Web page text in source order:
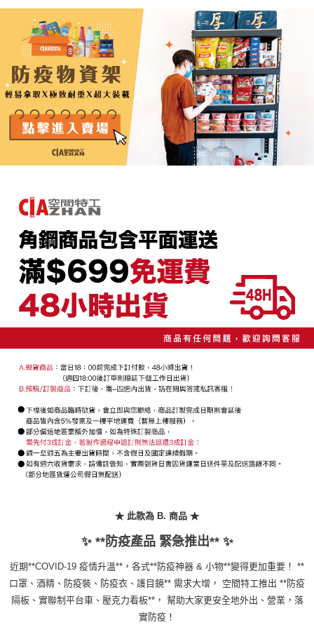
2.基於同意付款使用「大哥付你分期」之契約關係目的，商店將以您的個人
資料（包含姓名、電話或地址）提供予台灣大哥大進項蒐集、處理及利用，
由本公司與您本人進行分期帳單所需資料之確認、核對及更正。
3.完整用戶服務條款，請詳閱以下連結：https://oppay.tw/userRule
※ 交易是否成功請以「AFTEE先享後付 」之結帳頁面顯示為準，若有關於
是否繳費成功／繳費後需取消欲退款等相關疑問，請聯繫「AFTEE先享後付
客戶支援中心」https://netprotections.freshdesk.com/support/home
【注意事項】
１．透過由恩沛科技股份有限公司提供之「AFTEE先享後付」服務完成之交
易，需依本服務之必要範圍內提供個人資料，並將交易相關給付款項請求債
權轉讓予恩沛科技股份有限公司。
２．關於個人資料處理事宜，請瀏覽以下網址：
https://aftee.tw/terms/#terms3
３．未成年的使用者請事先徵得法定代理人或監護人之同意方可使用
「AFTEE先享後付」，若未經同意申辦者引起之損失，本公司不負相關責
時審查核予不同之上限額度；若仍有額度不足之情形，本公司將視審查結果
請求用戶進行身份認證。
５．嚴禁一人註冊多個帳號或使用他人資訊註冊。若發現惡意使用之情形，
恩沛科技股份有限公司將有權停止該用戶之使用額度並採取法律行動。
★ 此款為 B. 商品 ★
✨ **防疫產品 緊急推出** ✨
近期**COVID-19 疫情升溫**，各式**防疫神器 & 小物**變得更加重要！ **
口罩、酒精、防疫裝、防疫衣、護目鏡** 需求大增， 空間特工推出 **防疫
隔板、實聯制平台車、壓克力看板**， 幫助大家更安全地外出、營業，落
實防疫！